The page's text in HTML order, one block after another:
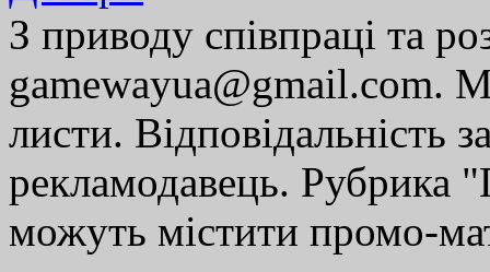
З приводу співпраці та
gamewayua@gmail.com.
листи. Відповідальність
рекламодавець. Рубрика
можуть містити промо-